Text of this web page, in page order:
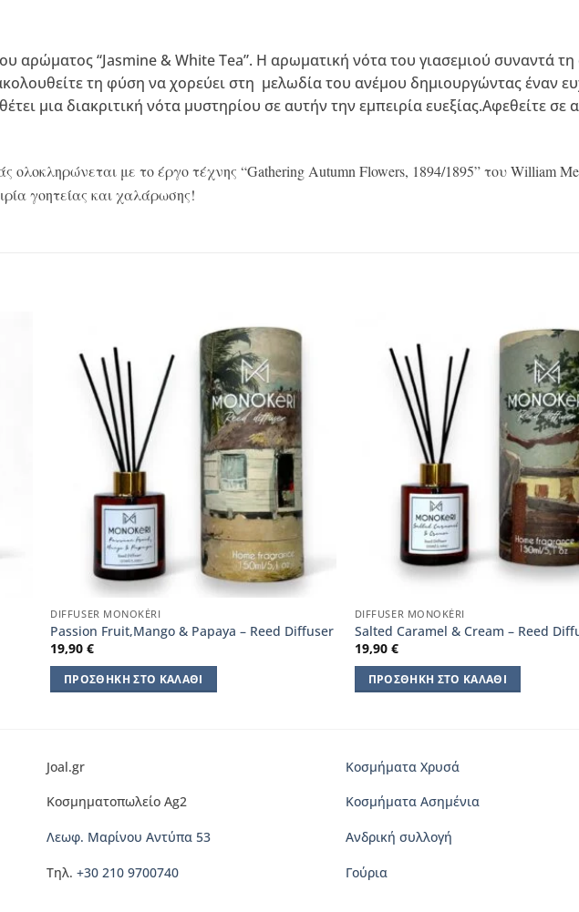
αρώματος “Jasmine & White Tea”. Η αρωματική νότα του γιασεμιού συναντά
τη φύση να χορεύει στη μελωδία του ανέμου δημιουργώντας έναν
μια διακριτική νότα μυστηρίου σε αυτήν την εμπειρία ευεξίας.Αφεθείτε
ολοκληρώνεται με το έργο τέχνης “Gathering Autumn Flowers, 1894/1895” του William
γοητείας και χαλάρωσης!
DIFFUSER MONOKÈRI
Passion Fruit,Mango & Papaya – Reed Diffuser
19,90€
ΠΡΟΣΘΉΚΗ ΣΤΟ ΚΑΛΆΘΙ
DIFFUSER MONOKÈRI
Salted Caramel & Cream – Reed
19,90 €
ΠΡΟΣΘΉΚΗ ΣΤΟ ΚΑΛΆΘΙ
Joal.gr
Κοσμηματοπωλείο Ag2
Λεωφ. Μαρίνου Αντύπα 53
Τηλ. +30 210 9700740
Κοσμήματα Χρυσά
Κοσμήματα Ασημένια
Ανδρική συλλογή
Γούρια